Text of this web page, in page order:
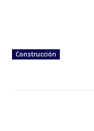
Construcción